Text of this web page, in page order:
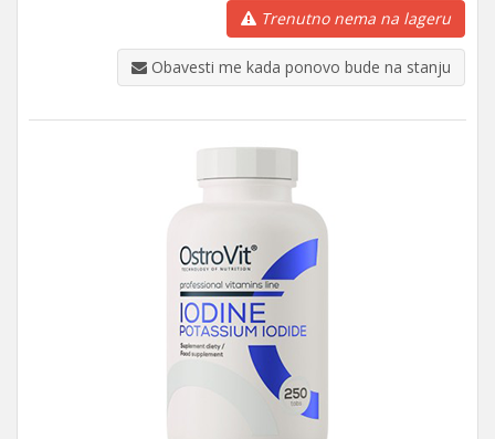
Trenutno nema na lageru
Obavesti me kada ponovo bude na stanju